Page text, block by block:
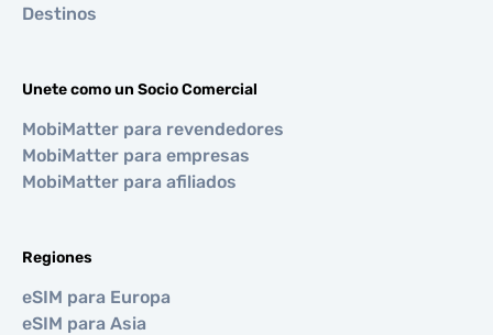
Destinos
Unete como un Socio Comercial
MobiMatter para revendedores
MobiMatter para empresas
MobiMatter para afiliados
Regiones
eSIM para Europa
eSIM para Asia